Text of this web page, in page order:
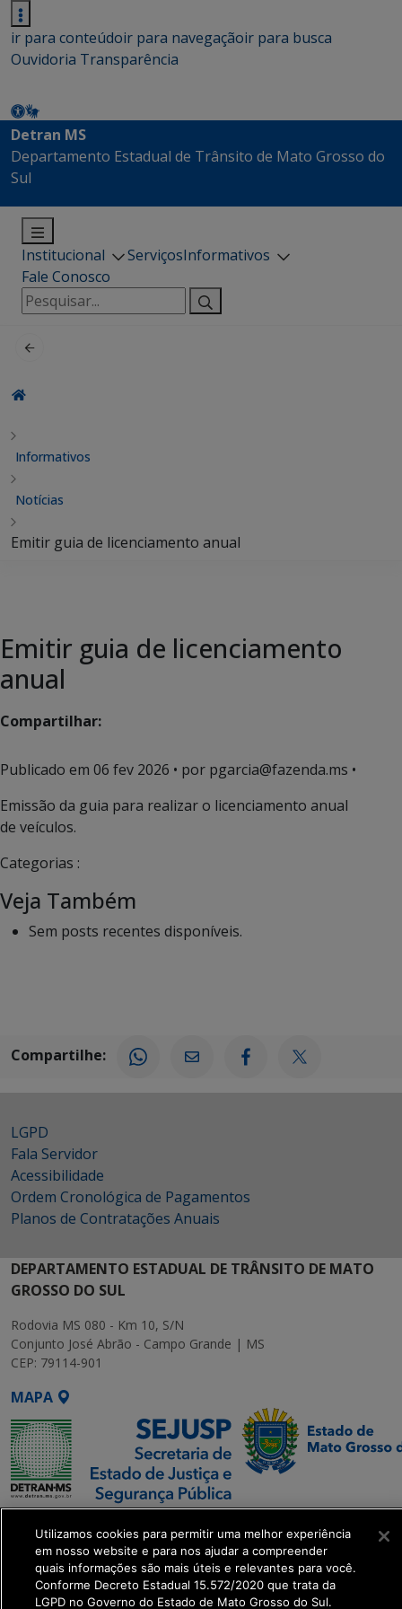
ir para conteúdoir para navegaçãoir para busca
Ouvidoria Transparência
Detran MS
Departamento Estadual de Trânsito de Mato Grosso do
Sul
Institucional ServiçosInformativos
Fale Conosco
Pesquisar
por:
Informativos
Notícias
Emitir guia de licenciamento anual
Emitir guia de licenciamento
anual
Compartilhar:
Publicado em 06 fev 2026 • por pgarcia@fazenda.ms •
Emissão da guia para realizar o licenciamento anual
de veículos.
Categorias :
Veja Também
Sem posts recentes disponíveis.
Compartilhe:
LGPD
Fala Servidor
Acessibilidade
Ordem Cronológica de Pagamentos
Planos de Contratações Anuais
DEPARTAMENTO ESTADUAL DE TRÂNSITO DE MATO
GROSSO DO SUL
Rodovia MS 080 - Km 10, S/N
Conjunto José Abrão - Campo Grande | MS
CEP: 79114-901
MAPA
SETDIG | Secretaria-
Executiva de
Transformação Digital
Utilizamos cookies para permitir uma melhor experiência
em nosso website e para nos ajudar a compreender
quais informações são mais úteis e relevantes para você.
Conforme Decreto Estadual 15.572/2020 que trata da
LGPD no Governo do Estado de Mato Grosso do Sul.